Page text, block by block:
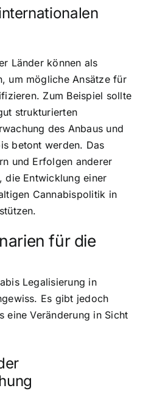
Länder können als
um mögliche Ansätze für
Zum Beispiel sollte
strukturierten
des Anbaus und
betont werden. Das
und Erfolgen anderer
die Entwicklung einer
Cannabispolitik in
für die
Legalisierung in
Es gibt jedoch
eine Veränderung in Sicht